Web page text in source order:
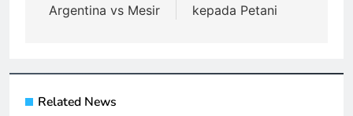
Argentina vs Mesir
kepada Petani
Related News